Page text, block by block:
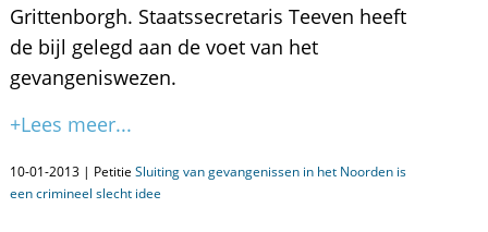
Grittenborgh. Staatssecretaris Teeven heeft
de bijl gelegd aan de voet van het
gevangeniswezen.
+Lees meer...
10-01-2013 | Petitie Sluiting van gevangenissen in het Noorden is
een crimineel slecht idee